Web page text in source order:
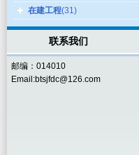
在建工程(31)
联系我们
邮编：014010
Email:btsjfdc@126.com